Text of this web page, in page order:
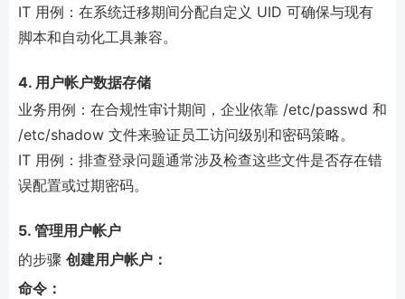
IT 用例：在系统迁移期间分配自定义 UID 可确保与现有
脚本和自动化工具兼容。
4. 用户帐户数据存储
业务用例：在合规性审计期间，企业依靠 /etc/passwd 和
/etc/shadow 文件来验证员工访问级别和密码策略。
IT 用例：排查登录问题通常涉及检查这些文件是否存在错
误配置或过期密码。
5. 管理用户帐户
的步骤 创建用户帐户：
命令：